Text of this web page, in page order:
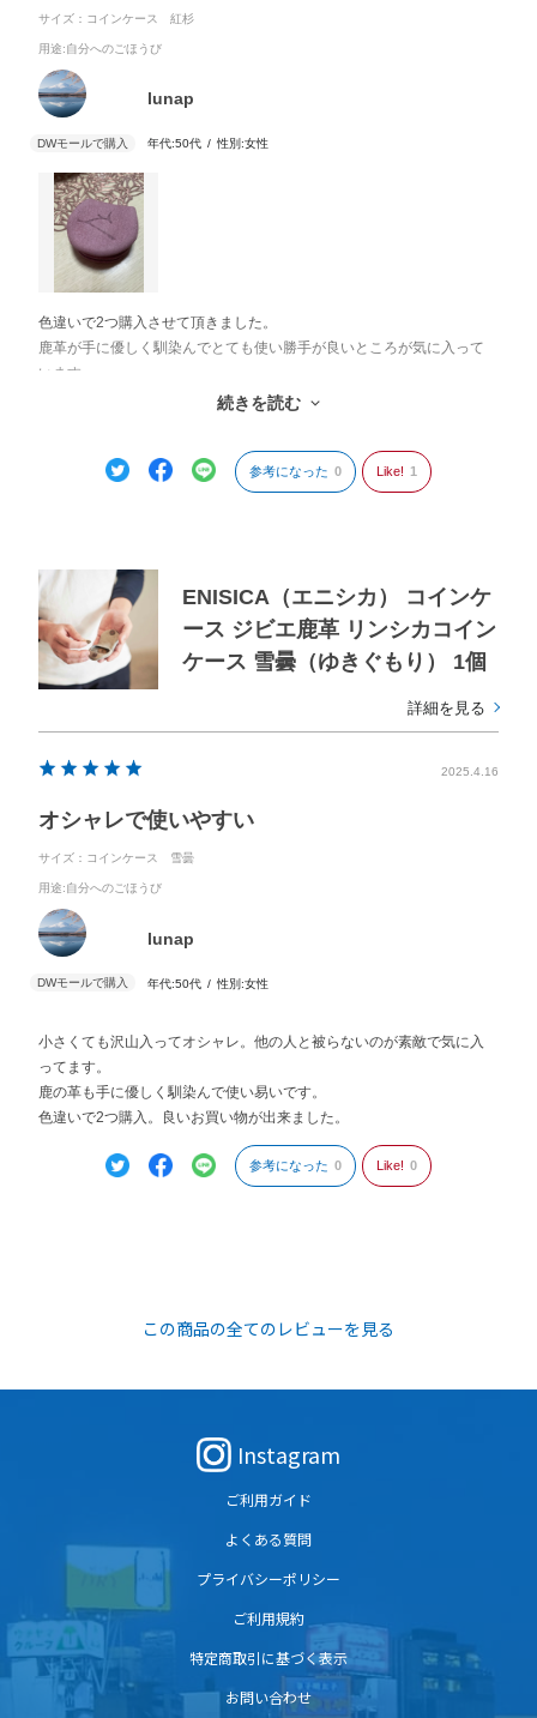
サイズ：コインケース 紅杉
用途:自分へのごほうび
lunap
年代:50代 性別:女性
色違いで2つ購入させて頂きました。
鹿革が手に優しく馴染んでとても使い勝手が良いところが気に入って
います。
小さくてもしっかり入るし何よりオシャレで何処のかと聞かれます。
続きを読む
参考になった 0 Like! 1
ENISICA（エニシカ） コインケ
ース ジビエ鹿革 リンシカコイン
ケース 雪曇（ゆきぐもり） 1個
詳細を見る
2025.4.16
オシャレで使いやすい
サイズ：コインケース 雪曇
用途:自分へのごほうび
lunap
年代:50代 性別:女性
小さくても沢山入ってオシャレ。他の人と被らないのが素敵で気に入
ってます。
鹿の革も手に優しく馴染んで使い易いです。
色違いで2つ購入。良いお買い物が出来ました。
参考になった 0 Like! 0
この商品の全てのレビューを見る
Instagram
ご利用ガイド
よくある質問
プライバシーポリシー
ご利用規約
特定商取引に基づく表示
お問い合わせ